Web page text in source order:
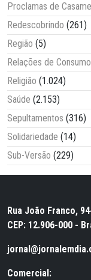
Proclamas de
Redescobrindo (261)
Região (5)
Relações de Consumo
Religião (1.024)
Saúde (2.153)
Sepultamentos (316)
Solidariedade (14)
Sub-Versão (229)
Rua João Franco,
CEP: 12.906-000 -
Comercial: